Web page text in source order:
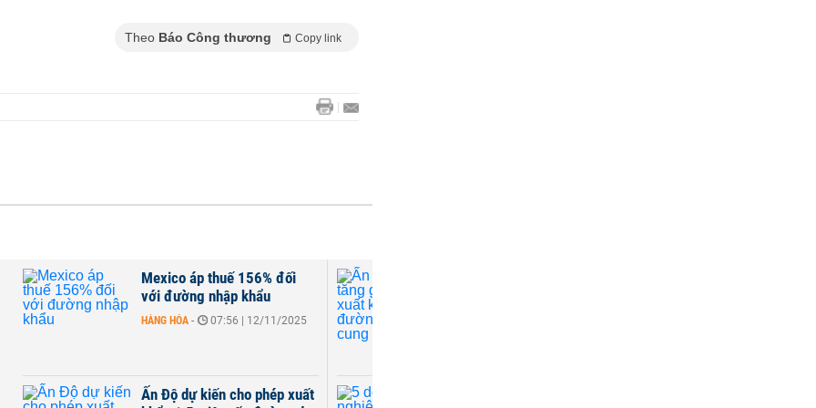
Theo Báo Công thương Copy link
Mexico áp thuế 156% đối
với đường nhập khẩu
HÀNG HÓA - 07:56 | 12/11/2025
Ấn Độ dự kiến cho phép xuất